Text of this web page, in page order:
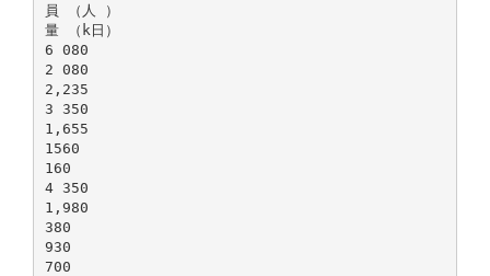
員 （人 ）
量 （k日）
6 080
2 080
2,235
3 350
1,655
1560
160
4 350
1,980
380
930
700